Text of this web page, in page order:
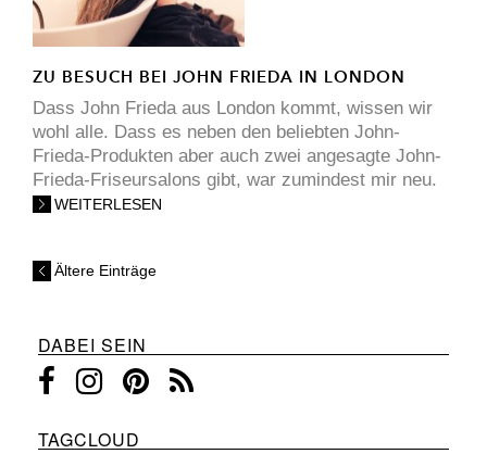
ZU BESUCH BEI JOHN FRIEDA IN LONDON
Dass John Frieda aus London kommt, wissen wir
wohl alle. Dass es neben den beliebten John-
Frieda-Produkten aber auch zwei angesagte John-
Frieda-Friseursalons gibt, war zumindest mir neu.
WEITERLESEN
Ältere Einträge
DABEI SEIN
TAGCLOUD